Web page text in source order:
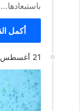
باستبعادها…
أكمل
21 أغسطس